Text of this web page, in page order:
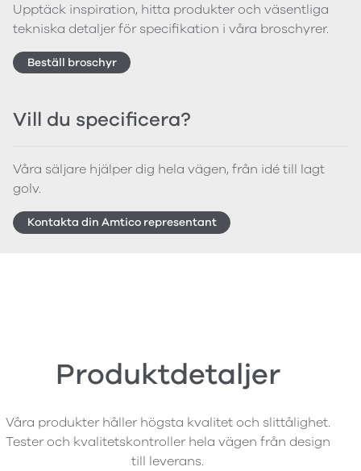
Upptäck inspiration, hitta produkter och väsentliga
tekniska detaljer för specifikation i våra broschyrer.
Beställ broschyr
Vill du specificera?
Våra säljare hjälper dig hela vägen, från idé till lagt
golv.
Kontakta din Amtico representant
Produktdetaljer
Våra produkter håller högsta kvalitet och slittålighet.
Tester och kvalitetskontroller hela vägen från design
till leverans.